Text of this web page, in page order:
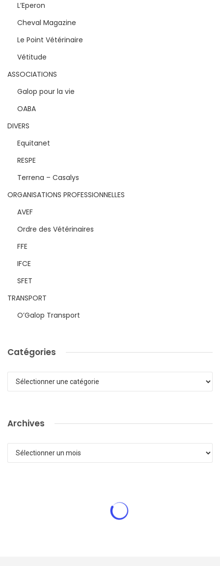
L’Eperon
Cheval Magazine
Le Point Vétérinaire
Vétitude
ASSOCIATIONS
Galop pour la vie
OABA
DIVERS
Equitanet
RESPE
Terrena – Casalys
ORGANISATIONS PROFESSIONNELLES
AVEF
Ordre des Vétérinaires
FFE
IFCE
SFET
TRANSPORT
O’Galop Transport
Catégories
Catégories
Archives
Archives